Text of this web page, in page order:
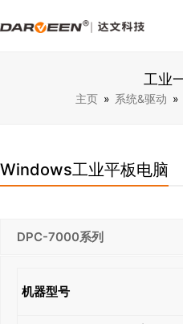
工业
主页 » 系统&驱动 »
Windows工业平板电脑
DPC-7000系列
机器型号